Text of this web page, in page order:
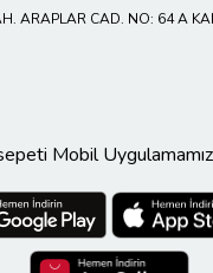
ARAPLAR CAD. NO: 64 A
Mobil